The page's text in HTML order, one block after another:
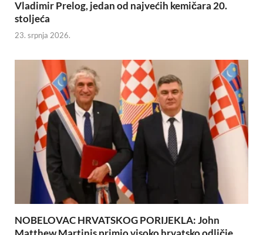
Vladimir Prelog, jedan od najvećih kemičara 20.
stoljeća
23. srpnja 2026.
NOBELOVAC HRVATSKOG PORIJEKLA: John